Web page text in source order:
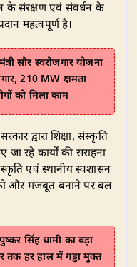
के संरक्षण एवं संवर्धन के
महत्वपूर्ण है।
सौर स्वरोजगार योजना
210 MW क्षमता
को मिला काम
द्वारा शिक्षा, संस्कृति
जा रहे कार्यों की सराहना
एवं स्थानीय स्वशासन
और मजबूत बनाने पर बल
सिंह धामी का बड़ा
तक हर हाल में गड्ढा मुक्त